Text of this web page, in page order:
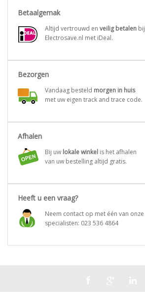
Betaalgemak
Altijd vertrouwd en veilig betalen bij
Electrosave.nl met iDeal.
Bezorgen
Vandaag besteld morgen in huis
met uw eigen track and trace code.
Afhalen
Bij uw lokale winkel is het afhalen
van uw bestelling altijd gratis.
Heeft u een vraag?
Neem contact op met één van onze
specialisten: 023 536 4864